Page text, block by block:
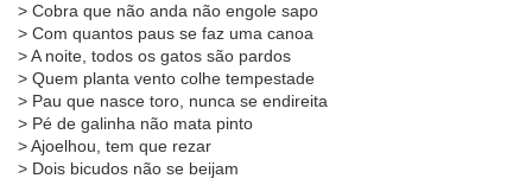
> Cobra que não anda não engole sapo
> Com quantos paus se faz uma canoa
> A noite, todos os gatos são pardos
> Quem planta vento colhe tempestade
> Pau que nasce toro, nunca se endireita
> Pé de galinha não mata pinto
> Ajoelhou, tem que rezar
> Dois bicudos não se beijam